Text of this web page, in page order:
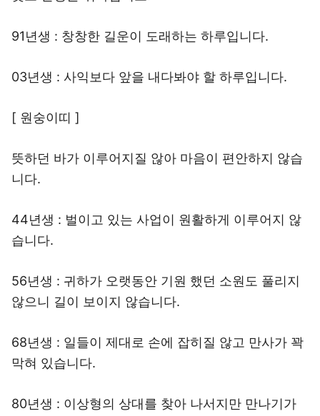
91년생 : 창창한 길운이 도래하는 하루입니다.
03년생 : 사익보다 앞을 내다봐야 할 하루입니다.
[ 원숭이띠 ]
뜻하던 바가 이루어지질 않아 마음이 편안하지 않습
니다.
44년생 : 벌이고 있는 사업이 원활하게 이루어지 않
습니다.
56년생 : 귀하가 오랫동안 기원 했던 소원도 풀리지
않으니 길이 보이지 않습니다.
68년생 : 일들이 제대로 손에 잡히질 않고 만사가 꽉
막혀 있습니다.
80년생 : 이상형의 상대를 찾아 나서지만 만나기가